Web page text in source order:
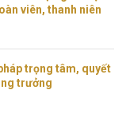
viên, thanh niên
trọng tâm, quyết
trưởng